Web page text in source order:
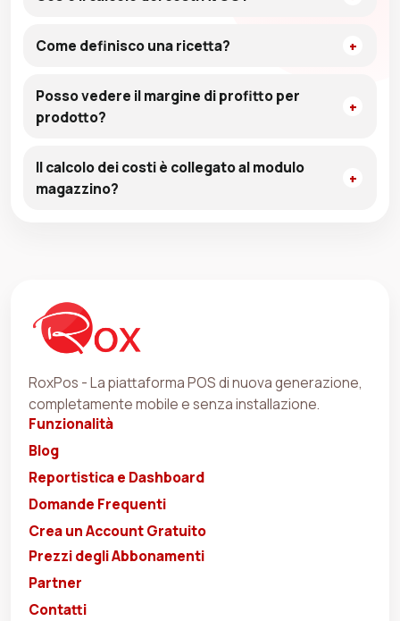
Come definisco una ricetta?
Posso vedere il margine di profitto per
prodotto?
Il calcolo dei costi è collegato al modulo
magazzino?
RoxPos - La piattaforma POS di nuova generazione,
completamente mobile e senza installazione.
Funzionalità
Blog
Reportistica e Dashboard
Domande Frequenti
Crea un Account Gratuito
Prezzi degli Abbonamenti
Partner
Contatti